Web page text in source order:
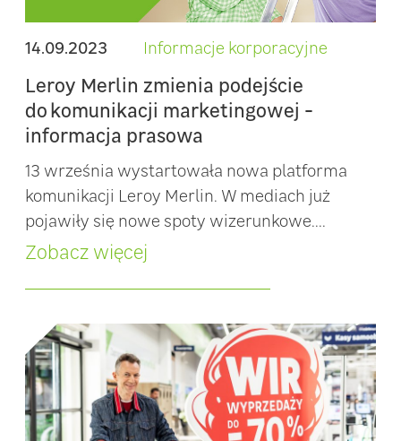
14.09.2023 Informacje korporacyjne
Leroy Merlin zmienia podejście
do komunikacji marketingowej -
informacja prasowa
13 września wystartowała nowa platforma
komunikacji Leroy Merlin. W mediach już
pojawiły się nowe spoty wizerunkowe....
Zobacz więcej